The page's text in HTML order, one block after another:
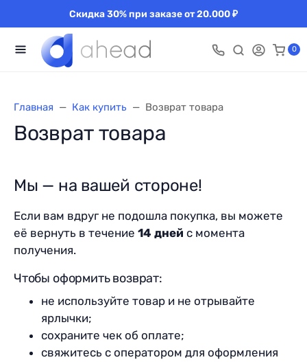
Скидка 30% при заказе от 20.000 ₽
0
Главная Как купить Возврат товара
Возврат товара
Мы — на вашей стороне!
Если вам вдруг не подошла покупка, вы можете
её вернуть в течение 14 дней с момента
получения.
Чтобы оформить возврат:
не используйте товар и не отрывайте
ярлычки;
сохраните чек об оплате;
свяжитесь с оператором для оформления